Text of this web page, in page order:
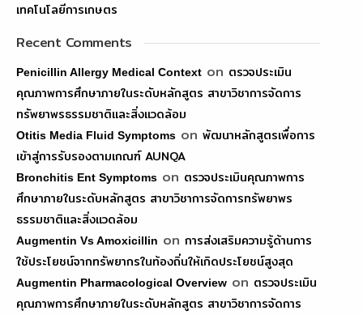
เทคโนโลยีการเกษตร
Recent Comments
Penicillin Allergy Medical Context on ตรวจประเมิน
คุณภาพการศึกษาภายในระดับหลักสูตร สาขาวิชาการจัดการ
ทรัพยาพรธรรมชาติและสิ่งแวดล้อม
Otitis Media Fluid Symptoms on พัฒนาหลักสูตรเพื่อการ
เข้าสู่การรับรองตามเกณฑ์ AUNQA
Bronchitis Ent Symptoms on ตรวจประเมินคุณภาพการ
ศึกษาภายในระดับหลักสูตร สาขาวิชาการจัดการทรัพยาพร
ธรรมชาติและสิ่งแวดล้อม
Augmentin Vs Amoxicillin on การส่งเสริมความรู้ด้านการ
ใช้ประโยชน์จากทรัพยากรในท้องถิ่นให้เกิดประโยชน์สูงสุด
Augmentin Pharmacological Overview on ตรวจประเมิน
คุณภาพการศึกษาภายในระดับหลักสูตร สาขาวิชาการจัดการ